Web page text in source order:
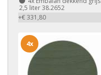
2,5 liter 38.2652
+€ 331,80
4x